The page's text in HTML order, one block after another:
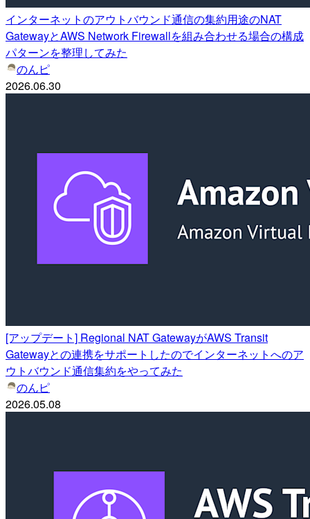
インターネットのアウトバウンド通信の集約用途のNAT
GatewayとAWS Network Firewallを組み合わせる場合の構成
パターンを整理してみた
のんピ
2026.06.30
[アップデート] Regional NAT GatewayがAWS Transit
Gatewayとの連携をサポートしたのでインターネットへのア
ウトバウンド通信集約をやってみた
のんピ
2026.05.08